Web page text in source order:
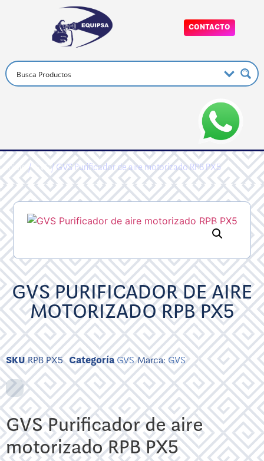
CONTACTO
Inicio/GVS/ GVS Purificador de aire motorizado RPB PX5
GVS PURIFICADOR DE AIRE
MOTORIZADO RPB PX5
SKURPB PX5 Categoría GVS Marca:GVS
GVS Purificador de aire
motorizado RPB PX5